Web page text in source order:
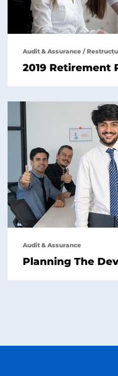
Audit & Assurance /
2019 Retirement
Audit & Assurance
Planning The